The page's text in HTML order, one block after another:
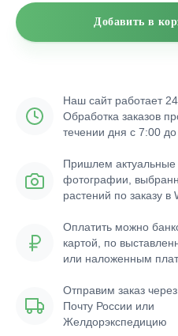
Добавить в
Наш сайт работает
Обработка заказов
течении дня с 7:00
Пришлем актуальные
фотографии,
растений по заказу в
Отправим заказ
Почту России или
Желдорэкспедицию
Оплатить можно
картой, по
или наложенным